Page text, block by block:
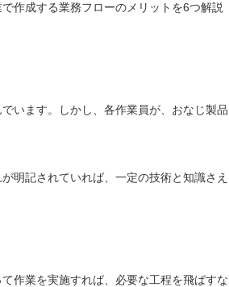
作成する業務フローのメリットを6つ解説
います。しかし、各作業員が、おなじ製品
明記されていれば、一定の技術と知識さえ
作業を実施すれば、必要な工程を飛ばすな